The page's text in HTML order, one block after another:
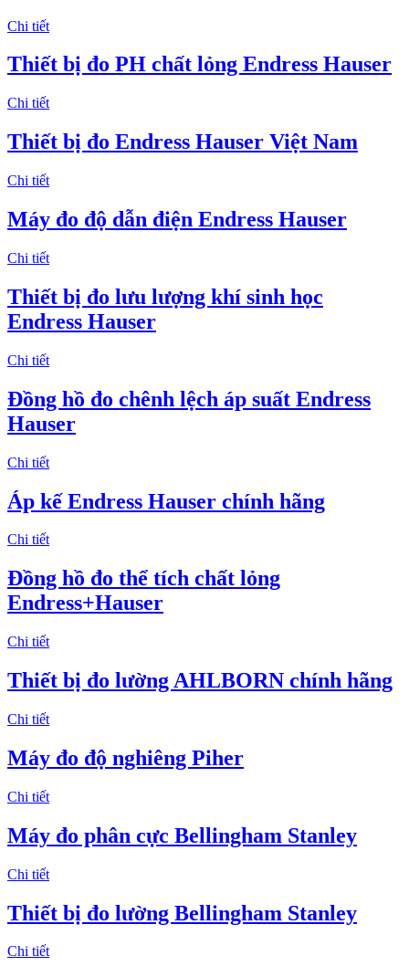
Chi tiết
Thiết bị đo PH chất lỏng Endress Hauser
Chi tiết
Thiết bị đo Endress Hauser Việt Nam
Chi tiết
Máy đo độ dẫn điện Endress Hauser
Chi tiết
Thiết bị đo lưu lượng khí sinh học
Endress Hauser
Chi tiết
Đồng hồ đo chênh lệch áp suất Endress
Hauser
Chi tiết
Áp kế Endress Hauser chính hãng
Chi tiết
​Đồng hồ đo thể tích chất lỏng
Endress+Hauser
Chi tiết
Thiết bị đo lường AHLBORN chính hãng
Chi tiết
Máy đo độ nghiêng Piher
Chi tiết
Máy đo phân cực Bellingham Stanley
Chi tiết
Thiết bị đo lường Bellingham Stanley
Chi tiết